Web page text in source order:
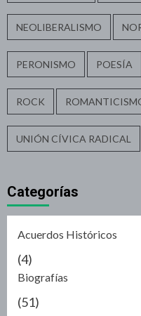
NEOLIBERALISMO
PERONISMO POESÍA
ROCK
UNIÓN CÍVICA RADICAL
Categorías
Acuerdos Históricos
(4)
Biografías
(51)